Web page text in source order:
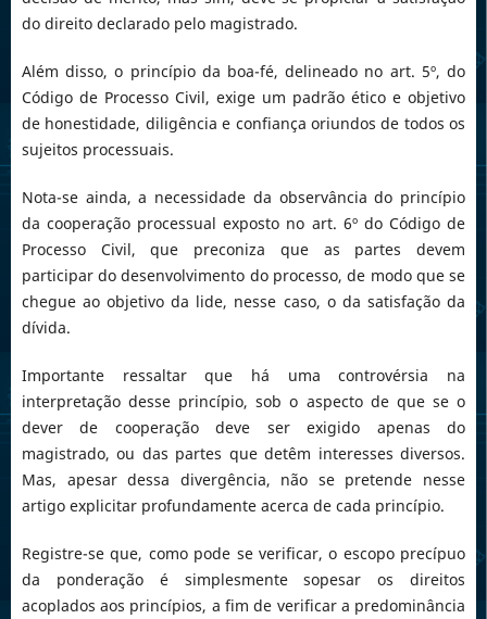
do direito declarado pelo magistrado.
Além disso, o princípio da boa-fé, delineado no art. 5º, do
Código de Processo Civil, exige um padrão ético e objetivo
de honestidade, diligência e confiança oriundos de todos os
sujeitos processuais.
Nota-se ainda, a necessidade da observância do princípio
da cooperação processual exposto no art. 6º do Código de
Processo Civil, que preconiza que as partes devem
participar do desenvolvimento do processo, de modo que se
chegue ao objetivo da lide, nesse caso, o da satisfação da
dívida.
Importante ressaltar que há uma controvérsia na
interpretação desse princípio, sob o aspecto de que se o
dever de cooperação deve ser exigido apenas do
magistrado, ou das partes que detêm interesses diversos.
Mas, apesar dessa divergência, não se pretende nesse
artigo explicitar profundamente acerca de cada princípio.
Registre-se que, como pode se verificar, o escopo precípuo
da ponderação é simplesmente sopesar os direitos
acoplados aos princípios, a fim de verificar a predominância